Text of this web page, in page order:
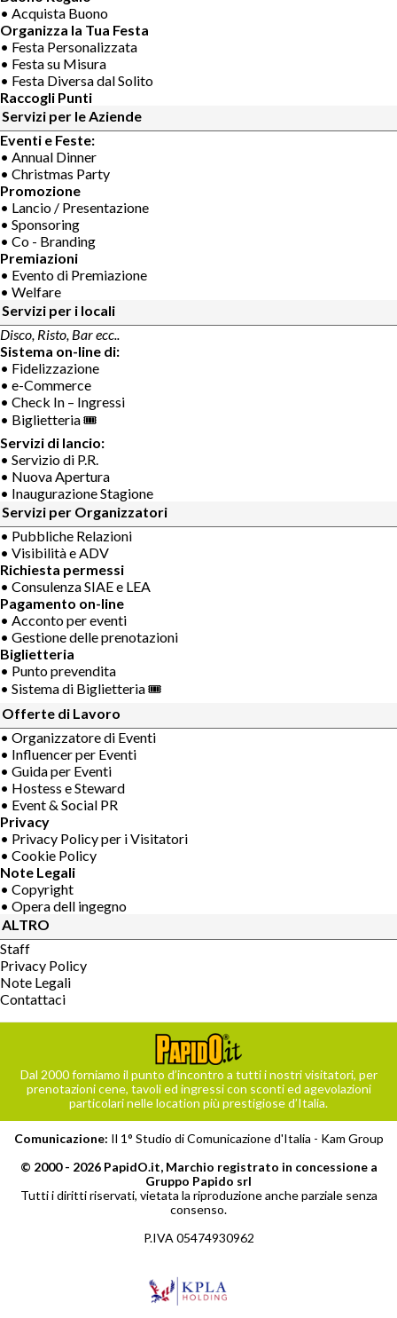
• Acquista Buono
Organizza la Tua Festa
• Festa Personalizzata
• Festa su Misura
• Festa Diversa dal Solito
Raccogli Punti
Servizi per le Aziende
Eventi e Feste:
• Annual Dinner
• Christmas Party
Promozione
• Lancio / Presentazione
• Sponsoring
• Co - Branding
Premiazioni
• Evento di Premiazione
• Welfare
Servizi per i locali
Disco, Risto, Bar ecc..
Sistema on-line di:
• Fidelizzazione
• e-Commerce
• Check In – Ingressi
• Biglietteria 🎟
Servizi di lancio:
• Servizio di P.R.
• Nuova Apertura
• Inaugurazione Stagione
Servizi per Organizzatori
• Pubbliche Relazioni
• Visibilità e ADV
Richiesta permessi
• Consulenza SIAE e LEA
Pagamento on-line
• Acconto per eventi
• Gestione delle prenotazioni
Biglietteria
• Punto prevendita
• Sistema di Biglietteria 🎟
Offerte di Lavoro
• Organizzatore di Eventi
• Influencer per Eventi
• Guida per Eventi
• Hostess e Steward
• Event & Social PR
Privacy
• Privacy Policy per i Visitatori
• Cookie Policy
Note Legali
• Copyright
• Opera dell ingegno
ALTRO
Staff
Privacy Policy
Note Legali
Contattaci
Dal 2000 forniamo il punto d’incontro a tutti i nostri visitatori, per
prenotazioni cene, tavoli ed ingressi con sconti ed agevolazioni
particolari nelle location più prestigiose d’Italia.
Comunicazione: Il 1° Studio di Comunicazione d'Italia - Kam Group
© 2000 - 2026 PapidO.it, Marchio registrato in concessione a
Gruppo Papido srl
Tutti i diritti riservati, vietata la riproduzione anche parziale senza
consenso.
P.IVA 05474930962